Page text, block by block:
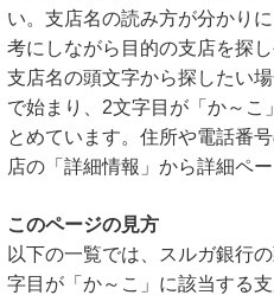
い。支店名の読み方が分かり
考にしながら目的の支店を探
支店名の頭文字から探したい
で始まり、2文字目が「か～こ
とめています。住所や電話番
店の「詳細情報」から詳細ペ
このページの見方
以下の一覧では、スルガ銀行
字目が「か～こ」に該当する